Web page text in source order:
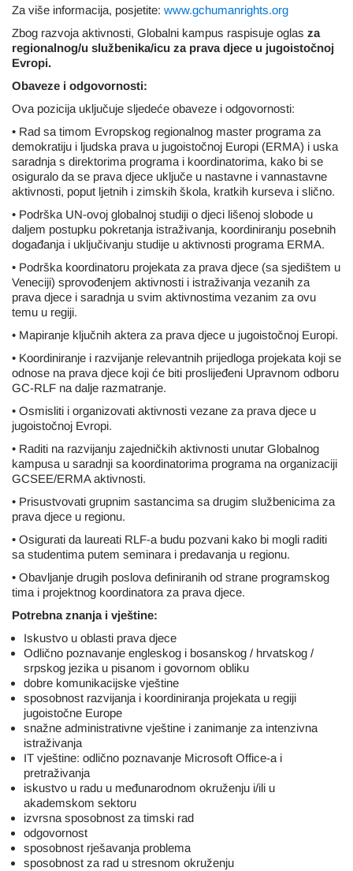
Za više informacija, posjetite: www.gchumanrights.org
Zbog razvoja aktivnosti, Globalni kampus raspisuje oglas za
regionalnog/u službenika/icu za prava djece u jugoistočnoj
Evropi.
Obaveze i odgovornosti:
Ova pozicija uključuje sljedeće obaveze i odgovornosti:
• Rad sa timom Evropskog regionalnog master programa za
demokratiju i ljudska prava u jugoistočnoj Europi (ERMA) i uska
saradnja s direktorima programa i koordinatorima, kako bi se
osiguralo da se prava djece uključe u nastavne i vannastavne
aktivnosti, poput ljetnih i zimskih škola, kratkih kurseva i slično.
• Podrška UN-ovoj globalnoj studiji o djeci lišenoj slobode u
daljem postupku pokretanja istraživanja, koordiniranju posebnih
događanja i uključivanju studije u aktivnosti programa ERMA.
• Podrška koordinatoru projekata za prava djece (sa sjedištem u
Veneciji) sprovođenjem aktivnosti i istraživanja vezanih za
prava djece i saradnja u svim aktivnostima vezanim za ovu
temu u regiji.
• Mapiranje ključnih aktera za prava djece u jugoistočnoj Europi.
• Koordiniranje i razvijanje relevantnih prijedloga projekata koji se
odnose na prava djece koji će biti proslijeđeni Upravnom odboru
GC-RLF na dalje razmatranje.
• Osmisliti i organizovati aktivnosti vezane za prava djece u
jugoistočnoj Evropi.
• Raditi na razvijanju zajedničkih aktivnosti unutar Globalnog
kampusa u saradnji sa koordinatorima programa na organizaciji
GCSEE/ERMA aktivnosti.
• Prisustvovati grupnim sastancima sa drugim službenicima za
prava djece u regionu.
• Osigurati da laureati RLF-a budu pozvani kako bi mogli raditi
sa studentima putem seminara i predavanja u regionu.
• Obavljanje drugih poslova definiranih od strane programskog
tima i projektnog koordinatora za prava djece.
Potrebna znanja i vještine:
Iskustvo u oblasti prava djece
Odlično poznavanje engleskog i bosanskog / hrvatskog /
srpskog jezika u pisanom i govornom obliku
dobre komunikacijske vještine
sposobnost razvijanja i koordiniranja projekata u regiji
jugoistočne Europe
snažne administrativne vještine i zanimanje za intenzivna
istraživanja
IT vještine: odlično poznavanje Microsoft Office-a i
pretraživanja
iskustvo u radu u međunarodnom okruženju i/ili u
akademskom sektoru
izvrsna sposobnost za timski rad
odgovornost
sposobnost rješavanja problema
sposobnost za rad u stresnom okruženju